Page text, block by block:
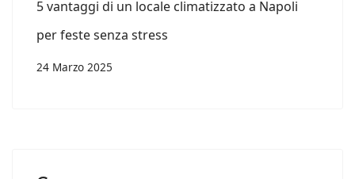
5 vantaggi di un locale climatizzato a Napoli
per feste senza stress
24 Marzo 2025